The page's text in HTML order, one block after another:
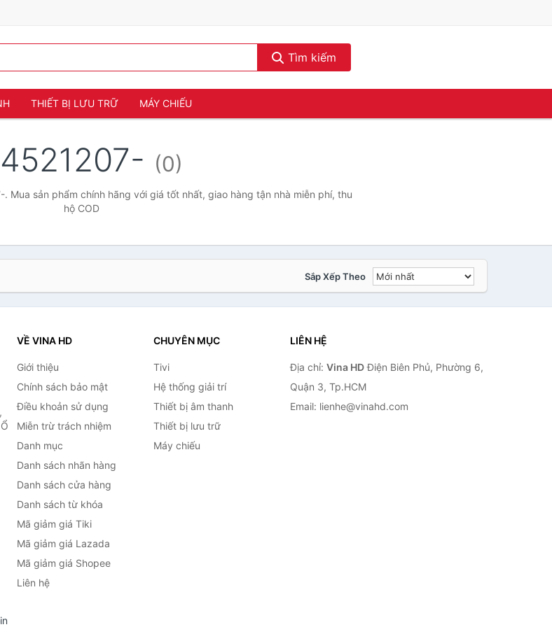
Tìm kiếm
THIẾT BỊ LƯU TRỮ MÁY CHIẾU
(0)
Mua sản phẩm chính hãng với giá tốt nhất, giao hàng tận nhà miễn phí, thu
hộ COD
Sắp Xếp Theo
VỀ VINA HD
Giới thiệu
Chính sách bảo mật
Điều khoản sử dụng
Miễn trừ trách nhiệm
Danh mục
Danh sách nhãn hàng
Danh sách cửa hàng
Danh sách từ khóa
Mã giảm giá Tiki
Mã giảm giá Lazada
Mã giảm giá Shopee
Liên hệ
CHUYÊN MỤC
Tivi
Hệ thống giải trí
Thiết bị âm thanh
Thiết bị lưu trữ
Máy chiếu
LIÊN HỆ
Địa chỉ: Vina HDĐiện Biên Phủ, Phường 6,
Quận 3, Tp.HCM
Email: lienhe@vinahd.com